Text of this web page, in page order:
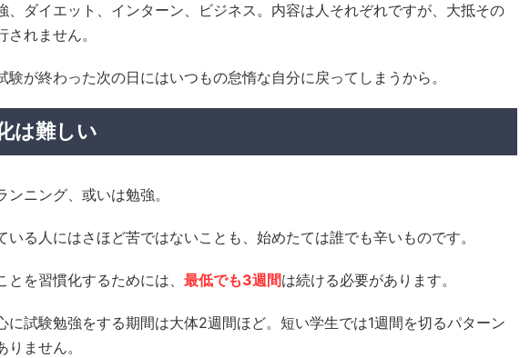
、ダイエット、インターン、ビジネス。内容は人それぞれですが、大抵その
されません。
験が終わった次の日にはいつもの怠惰な自分に戻ってしまうから。
は難しい
ンニング、或いは勉強。
いる人にはさほど苦ではないことも、始めたては誰でも辛いものです。
とを習慣化するためには、 最低でも3週間は続ける必要があります。
に試験勉強をする期間は大体2週間ほど。短い学生では1週間を切るパターン
りません。